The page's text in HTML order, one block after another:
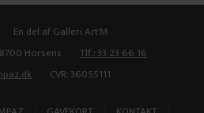
En del af Galleri Art'M
Horsens
Tlf.: 33 23 66 16
CVR: 36055111